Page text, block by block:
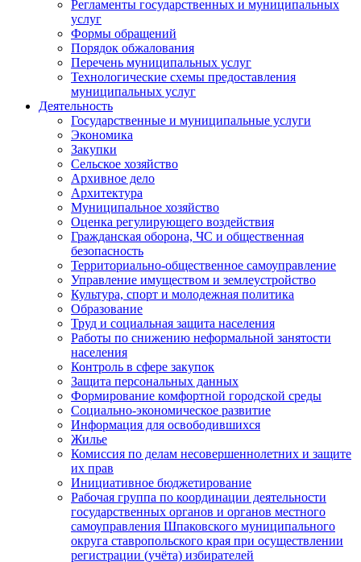
Регламенты государственных и муниципальных
услуг
Формы обращений
Порядок обжалования
Перечень муниципальных услуг
Технологические схемы предоставления
муниципальных услуг
Деятельность
Государственные и муниципальные услуги
Экономика
Закупки
Сельское хозяйство
Архивное дело
Архитектура
Муниципальное хозяйство
Оценка регулирующего воздействия
Гражданская оборона, ЧС и общественная
безопасность
Территориально-общественное самоуправление
Управление имуществом и землеустройство
Культура, спорт и молодежная политика
Образование
Труд и социальная защита населения
Работы по снижению неформальной занятости
населения
Контроль в сфере закупок
Защита персональных данных
Формирование комфортной городской среды
Социально-экономическое развитие
Информация для освободившихся
Жилье
Комиссия по делам несовершеннолетних и защите
их прав
Инициативное бюджетирование
Рабочая группа по координации деятельности
государственных органов и органов местного
самоуправления Шпаковского муниципального
округа ставропольского края при осуществлении
регистрации (учёта) избирателей